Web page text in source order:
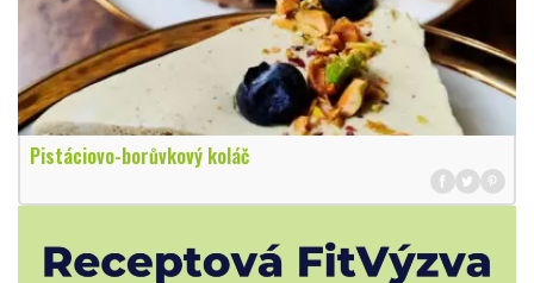
Pistáciovo-borůvkový koláč